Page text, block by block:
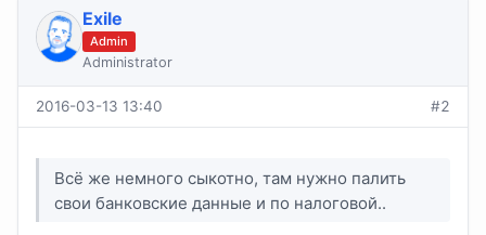
Exile
Admin
Administrator
2016-03-13 13:40 #2
Всё же немного сыкотно, там нужно палить
свои банковские данные и по налоговой..